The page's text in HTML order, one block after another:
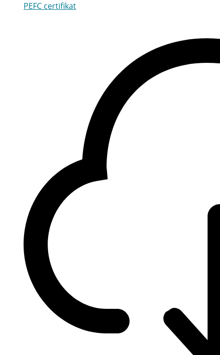
PEFC certifikat